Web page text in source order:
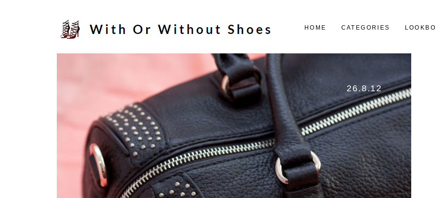
HOME CATEGORIES
26.8.12